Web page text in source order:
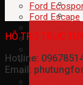
Ford
Ford Escape
Ford Focus
Ford Modeo
Ford Transit
HỖ TRỢ TRỰC
Hotline:
Email: